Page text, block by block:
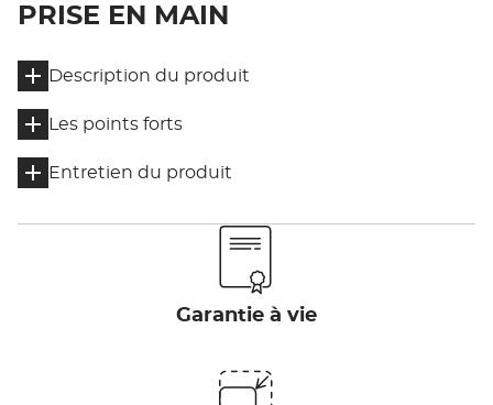
PRISE EN MAIN
Description du produit
Les points forts
Entretien du produit
Garantie à vie